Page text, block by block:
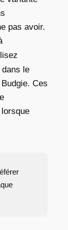
pas avoir.
dans le
Ces
lorsque